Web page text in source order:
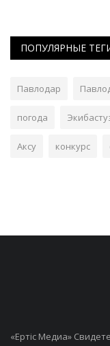
ПОПУЛЯРНЫЕ
Павлодар
погода
Аксу конкурс
«Ертiс Медиа»